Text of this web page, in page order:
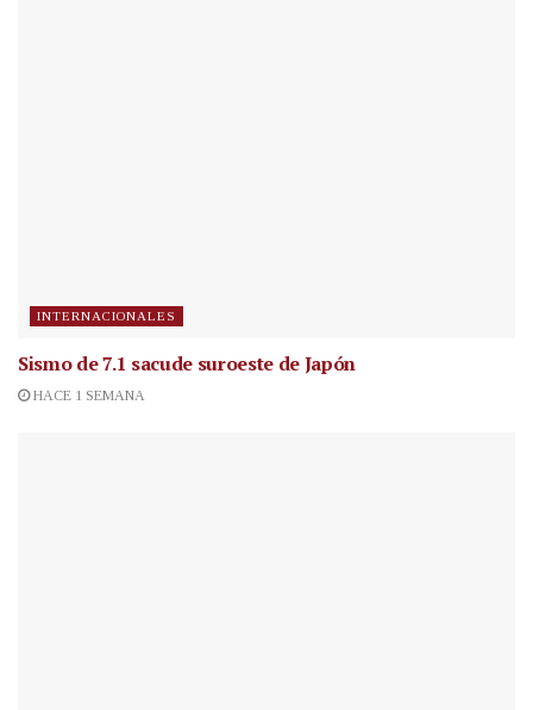
INTERNACIONALES
Sismo de 7.1 sacude suroeste de Japón
HACE 1 SEMANA